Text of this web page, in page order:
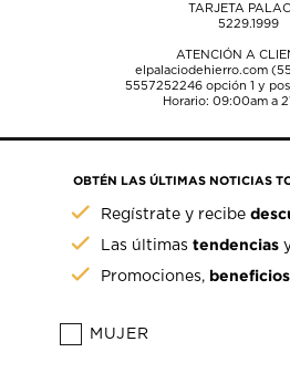
TARJETA
5229.1999
ATENCIÓN A
elpalaciodehierro.com
5557252246opción 1 y
Horario: 09:00am a
OBTÉN LAS ÚLTIMAS NOTICIAS
Regístrate y recibe
Las últimastendencias
Promociones, beneficios
MUJER